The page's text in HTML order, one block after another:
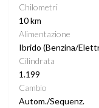
Chilometri
10 km
Alimentazione
Ibrido (Benzina/
Cilindrata
1.199
Cambio
Autom./Sequenz.